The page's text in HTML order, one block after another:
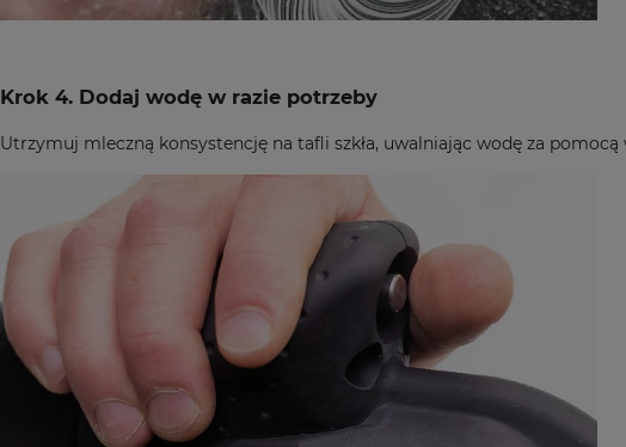
Krok 4. Dodaj wodę w razie potrzeby
Utrzymuj mleczną konsystencję na tafli szkła, uwalniając wodę za